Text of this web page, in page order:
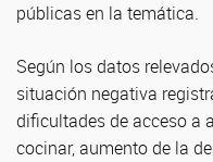
públicas en la temática.
Según los datos
situación negativa
dificultades de acceso a
cocinar, aumento de la